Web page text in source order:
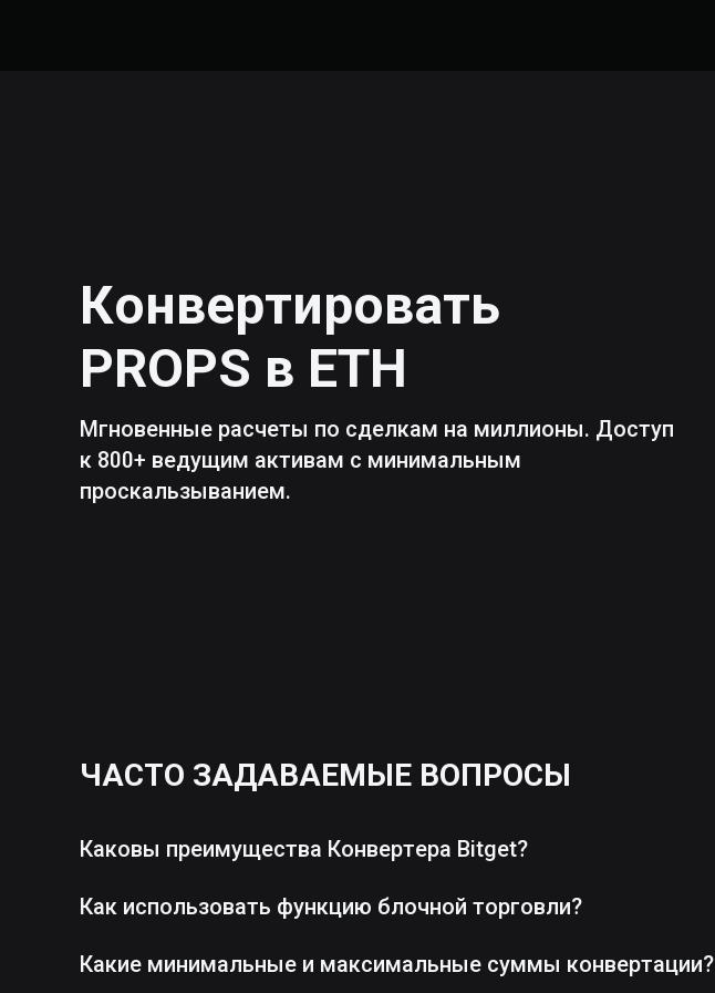
Конвертировать
PROPS в ETH
Мгновенные расчеты по сделкам на миллионы. Доступ
к 800+ ведущим активам с минимальным
проскальзыванием.
ЧАСТО ЗАДАВАЕМЫЕ ВОПРОСЫ
Каковы преимущества Конвертера Bitget?
Как использовать функцию блочной торговли?
Какие минимальные и максимальные суммы конвертации?